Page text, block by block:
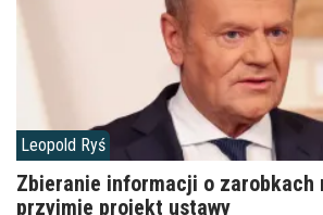
Leopold Ryś
Zbieranie informacji o zarobkach
przyjmie projekt ustawy